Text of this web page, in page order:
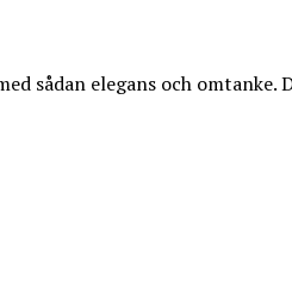
sådan elegans och